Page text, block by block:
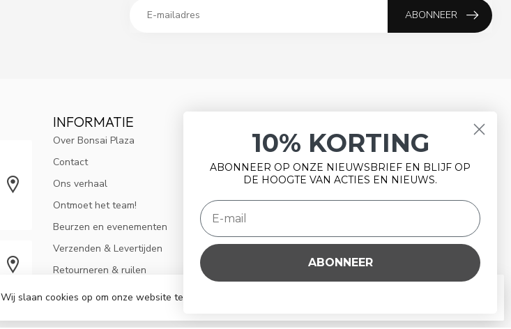
ABONNEER
INFORMATIE
Over Bonsai Plaza
Contact
Ons verhaal
Ontmoet het team!
Beurzen en evenementen
Verzenden & Levertijden
Retourneren & ruilen
Algemene voorwaarden
Account informatie
Mijn bestellingen
Mijn tickets
Mijn verlanglijst
Alle producten
Wij slaan cookies op om onze website te verbeteren. Is dat akkoord?
10% KORTING
ABONNEER OP ONZE NIEUWSBRIEF EN BLIJF OP
DE HOOGTE VAN ACTIES EN NIEUWS.
ABONNEER